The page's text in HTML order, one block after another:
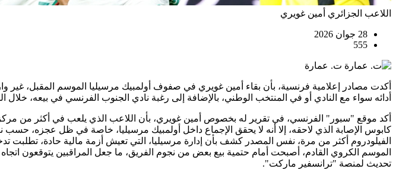
اللاعب الجزائري أمين غويري
28 جوان 2026
555
ت. عمارة
أكدت مصادر إعلامية فرنسية، بأن بقاء أمين غويري في صفوف أولمبيك مرسيليا الموسم المقبل، غير
أدائه سواء مع النادي أو في المنتخب الوطني، بالإضافة إلى رغبة نادي الجنوب الفرنسي في بيعه، خلال
أكد موقع "سبور" الفرنسي، في تقرير له بخصوص أمين غويري، بأن اللاعب الذي يلعب في أكثر من
كابوس الإصابة الذي لاحقه، إلا أنه لا يحقق الإجماع داخل أولمبيك مرسيليا، خاصة في ظل عجزه،
الفيلودروم أكثر من مرة، نفس المصدر كشف بأن إدارة مرسيليا، التي تعيش أزمة مالية حادة، تطلبت
تحديث لمنصة "ترانسفير ماركت".